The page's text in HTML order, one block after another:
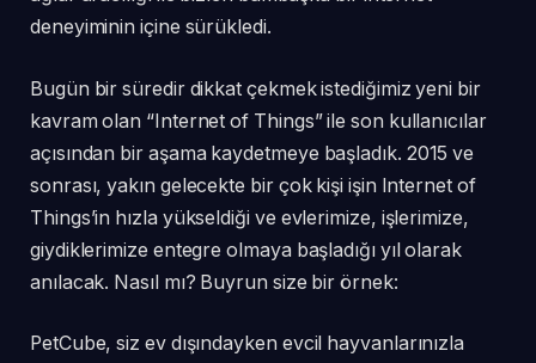
deneyiminin içine sürükledi.
Bugün bir süredir dikkat çekmek istediğimiz yeni bir
kavram olan “Internet of Things” ile son kullanıcılar
açısından bir aşama kaydetmeye başladık. 2015 ve
sonrası, yakın gelecekte bir çok kişi işin Internet of
Things’in hızla yükseldiği ve evlerimize, işlerimize,
giydiklerimize entegre olmaya başladığı yıl olarak
anılacak. Nasıl mı? Buyrun size bir örnek:
PetCube, siz ev dışındayken evcil hayvanlarınızla